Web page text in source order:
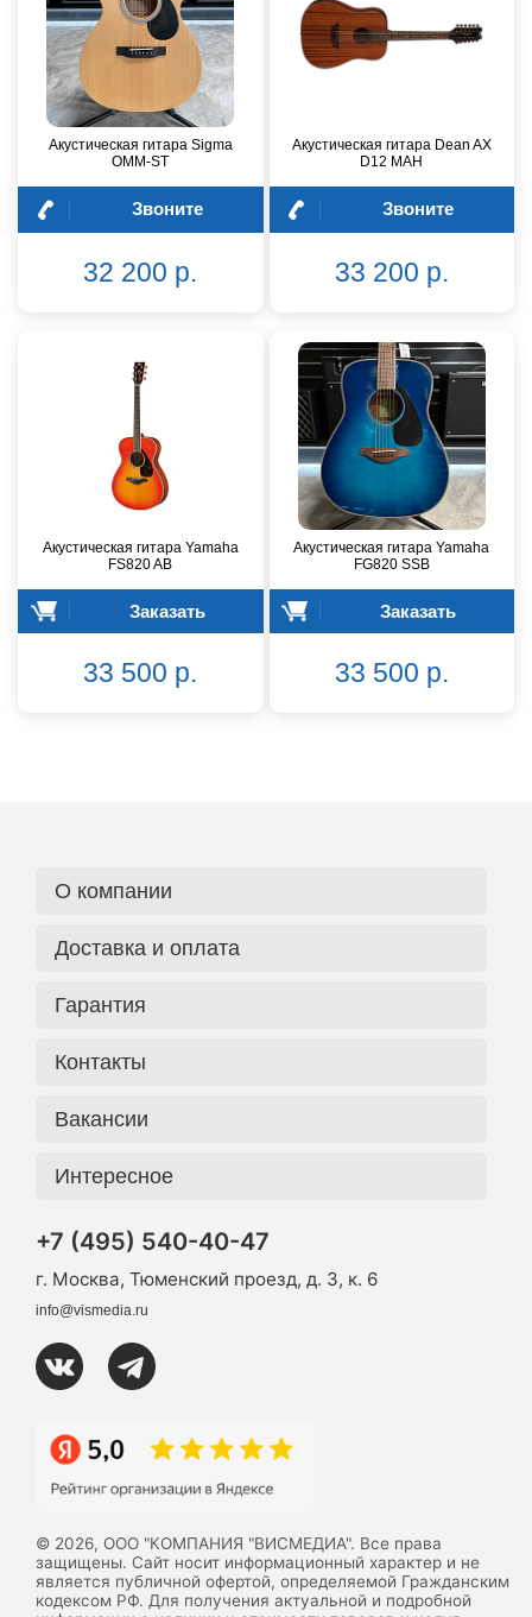
Акустическая гитара Sigma
OMM-ST
Звоните
32 200 р.
Акустическая гитара Dean AX
D12 MAH
Звоните
33 200 р.
Акустическая гитара Yamaha
FS820 AB
Заказать
33 500 р.
Акустическая гитара Yamaha
FG820 SSB
Заказать
33 500 р.
О компании
Доставка и оплата
Гарантия
Контакты
Вакансии
Интересное
+7 (495) 540-40-47
г. Москва, Тюменский проезд, д. 3, к. 6
info@vismedia.ru
© 2026, ООО "КОМПАНИЯ "ВИСМЕДИА". Все права
защищены. Сайт носит информационный характер и не
является публичной офертой, определяемой Гражданским
кодексом РФ. Для получения актуальной и подробной